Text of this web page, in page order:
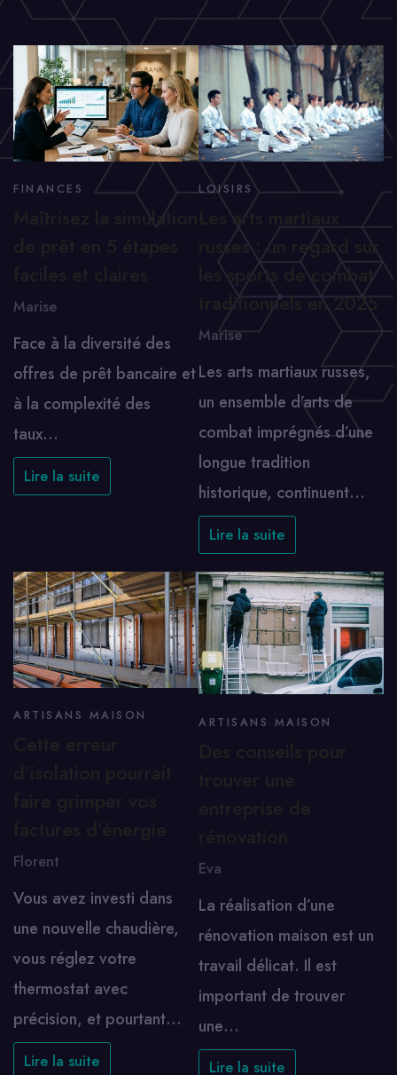
FINANCES
Maîtrisez la simulation
Marise
Face à la diversité des
offres de prêt bancaire et
à la complexité des
taux…
Lire la suite
LOISIRS
Les arts martiaux
russes : un regard sur
les sports de combat
traditionnels en 2025
Marise
Les arts martiaux russes,
un ensemble d’arts de
combat imprégnés d’une
longue tradition
historique, continuent…
Lire la suite
ARTISANS MAISON
Florent
Vous avez investi dans
une nouvelle chaudière,
vous réglez votre
thermostat avec
précision, et pourtant…
Lire la suite
ARTISANS MAISON
Eva
La réalisation d’une
rénovation maison est un
travail délicat. Il est
important de trouver
une…
Lire la suite